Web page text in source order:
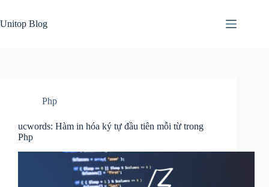
content
Unitop Blog
Php
ucwords: Hàm in hóa ký tự đầu tiên mỗi từ trong
Php